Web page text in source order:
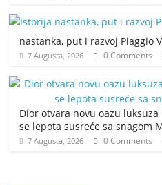
nastanka, put i razvoj Piaggio
7 Augusta, 2026 0 Comments
Dior otvara novu oazu
se lepota susreće sa snagom
7 Augusta, 2026 0 Comments